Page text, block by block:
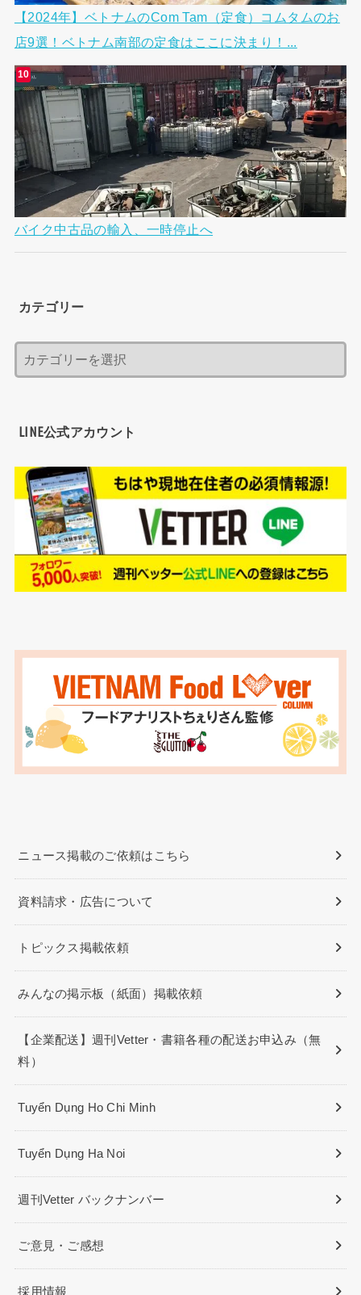
【2024年】ベトナムのCom Tam（定食）コムタムのお
店9選！ベトナム南部の定食はここに決まり！...
バイク中古品の輸入、一時停止へ
カテゴリー
LINE公式アカウント
ニュース掲載のご依頼はこちら
資料請求・広告について
トピックス掲載依頼
みんなの掲示板（紙面）掲載依頼
【企業配送】週刊Vetter・書籍各種の配送お申込み（無
料）
Tuyển Dụng Ho Chi Minh
Tuyển Dụng Ha Noi
週刊Vetter バックナンバー
ご意見・ご感想
採用情報